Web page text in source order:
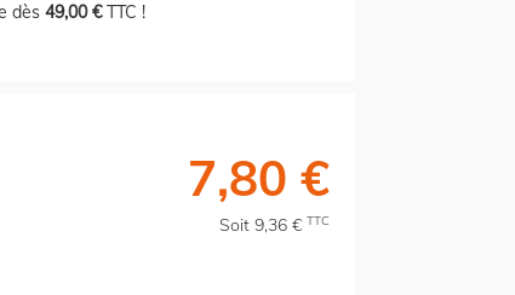
dès 49,00 €TTC !
7,80 €
Soit 9,36 € TTC